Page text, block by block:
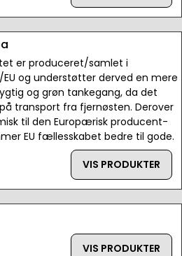
er produceret/samlet i
EU og understøtter derved en mere
og grøn tankegang, da det
transport fra fjernøsten. Derover
til den Europærisk producent-
EU fællesskabet bedre til gode.
VIS PRODUKTER
VIS PRODUKTER